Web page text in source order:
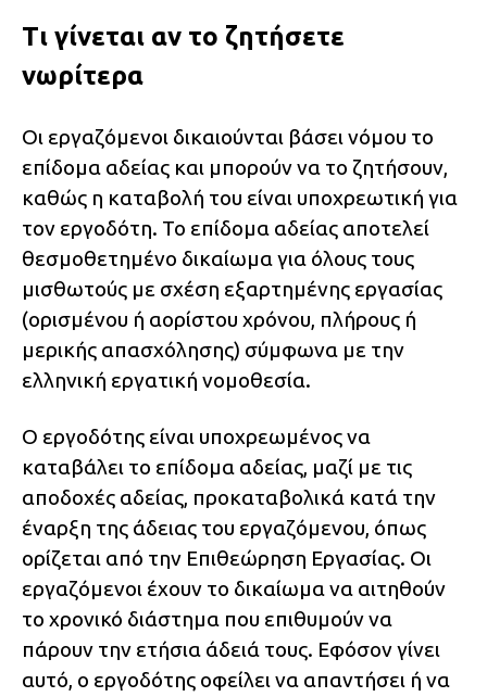
Τι γίνεται αν το ζητήσετε
νωρίτερα
Οι εργαζόμενοι δικαιούνται βάσει νόμου το
επίδομα αδείας και μπορούν να το ζητήσουν,
καθώς η καταβολή του είναι υποχρεωτική για
τον εργοδότη. Το επίδομα αδείας αποτελεί
θεσμοθετημένο δικαίωμα για όλους τους
μισθωτούς με σχέση εξαρτημένης εργασίας
(ορισμένου ή αορίστου χρόνου, πλήρους ή
μερικής απασχόλησης) σύμφωνα με την
ελληνική εργατική νομοθεσία.
Ο εργοδότης είναι υποχρεωμένος να
καταβάλει το επίδομα αδείας, μαζί με τις
αποδοχές αδείας, προκαταβολικά κατά την
έναρξη της άδειας του εργαζόμενου, όπως
ορίζεται από την Επιθεώρηση Εργασίας. Οι
εργαζόμενοι έχουν το δικαίωμα να αιτηθούν
το χρονικό διάστημα που επιθυμούν να
πάρουν την ετήσια άδειά τους. Εφόσον γίνει
αυτό, ο εργοδότης οφείλει να απαντήσει ή να